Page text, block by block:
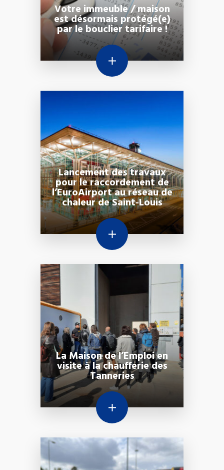
Votre immeuble / maison
est désormais protégé(e)
par le bouclier tarifaire !
Lancement des travaux
pour le raccordement de
l’EuroAirport au réseau de
chaleur de Saint-Louis
La Maison de l’Emploi en
visite à la chaufferie des
Tanneries